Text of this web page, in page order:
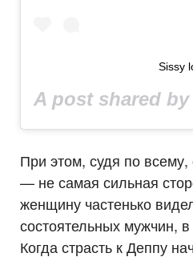
Sissy
A post shared by
При этом, судя по всему,
— не самая сильная
женщину частенько
состоятельных мужчин,
Когда страсть к Деппу